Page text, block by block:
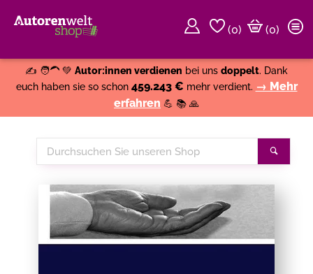
(0)
(0)
✍️ 🧑‍🦱 💚 Autor:innen verdienen bei uns doppelt. Dank
euch haben sie so schon 459.243 € mehr verdient. → Mehr
erfahren 💪 📚 🙏
Durchsuchen
Sie
Shop